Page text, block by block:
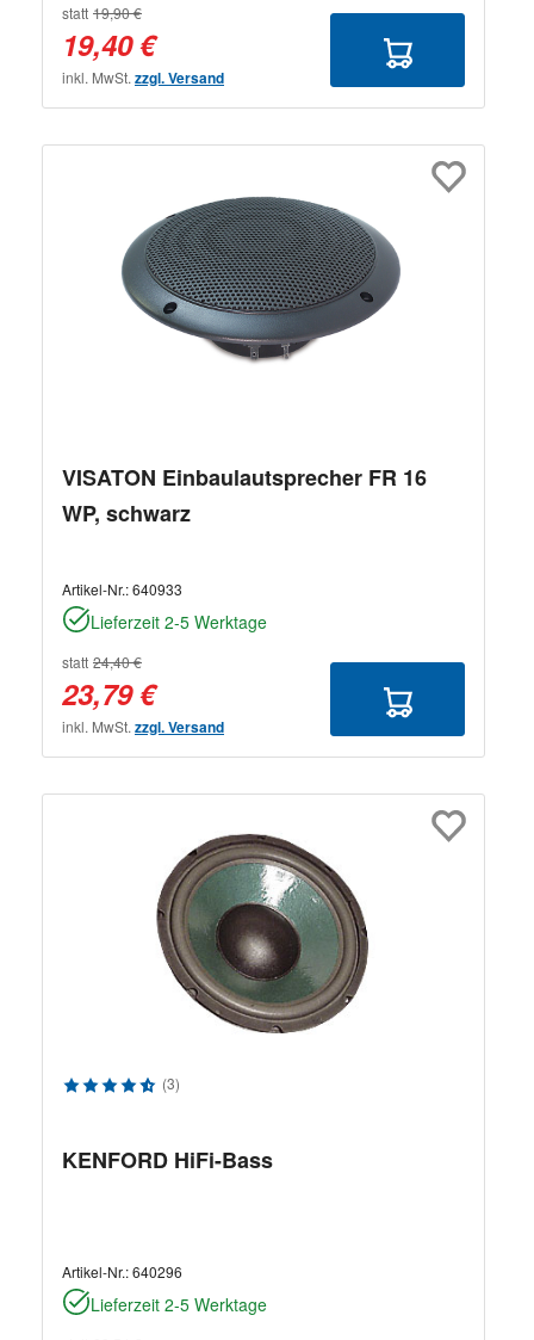
statt 19,90 €
19,40 €
inkl. MwSt. zzgl. Versand
VISATON Einbaulautsprecher FR 16
WP, schwarz
Artikel-Nr.:640933
Lieferzeit 2-5 Werktage
statt 24,40 €
23,79 €
inkl. MwSt. zzgl. Versand
Durchschnittliche Bewertung von 4.83 von 5 Sternen
(3)
KENFORD HiFi-Bass
Artikel-Nr.:640296
Lieferzeit 2-5 Werktage